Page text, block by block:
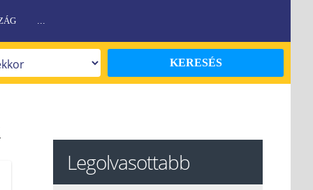
...
KERESÉS
Legolvasottabb